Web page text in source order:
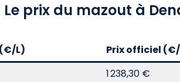
Le prix du mazout à
L) Prix officiel
1 238,30 €